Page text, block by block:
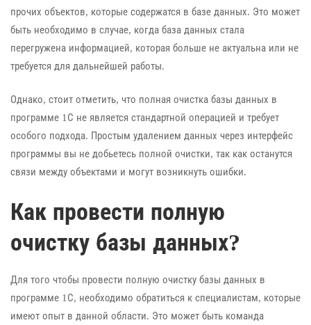
прочих объектов, которые содержатся в базе данных. Это может
быть необходимо в случае, когда база данных стала
перегружена информацией, которая больше не актуальна или не
требуется для дальнейшей работы.
Однако, стоит отметить, что полная очистка базы данных в
программе 1С не является стандартной операцией и требует
особого подхода. Простым удалением данных через интерфейс
программы вы не добьетесь полной очистки, так как останутся
связи между объектами и могут возникнуть ошибки.
Как провести полную
очистку базы данных?
Для того чтобы провести полную очистку базы данных в
программе 1С, необходимо обратиться к специалистам, которые
имеют опыт в данной области. Это может быть команда